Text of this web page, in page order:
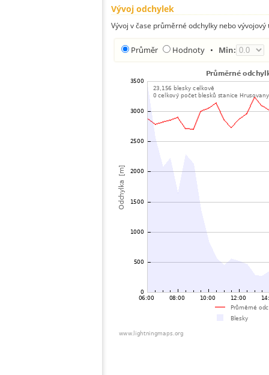
Vývoj odchylek
Vývoj v čase průměrné odchylky nebo
Průměr Hodnoty • Min: